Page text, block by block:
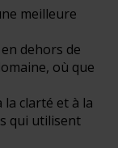
meilleure
dehors de
où que
la clarté et à la
qui utilisent